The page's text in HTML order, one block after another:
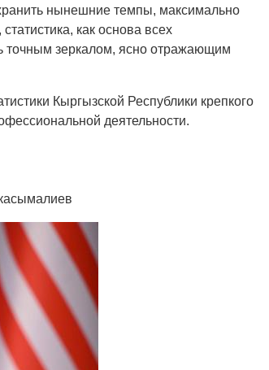
нынешние темпы, максимально
как основа всех
точным зеркалом, ясно отражающим
Кыргызской Республики крепкого
деятельности.